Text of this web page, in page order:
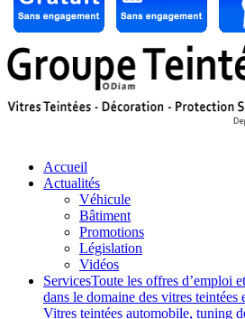
Accueil
Actualités
Véhicule
Bâtiment
Promotions
Législation
Vidéos
ServicesToute les offres d’emploi
dans le domaine des vitres teintées
Vitres teintées automobile, tuning